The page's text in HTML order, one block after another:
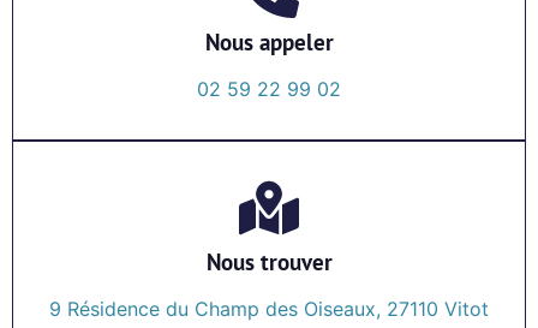
Nous appeler
02 59 22 99 02
Nous trouver
9 Résidence du Champ des Oiseaux, 27110 Vitot